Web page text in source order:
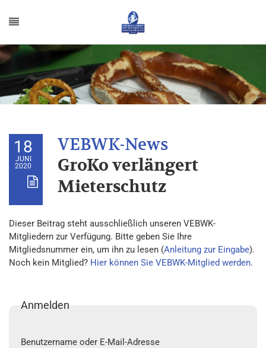
18
JUNI
2020
GroKo verlängert
Mieterschutz
Dieser Beitrag steht ausschließlich unseren VEBWK-
Mitgliedern zur Verfügung. Bitte geben Sie Ihre
Mitgliedsnummer ein, um ihn zu lesen (Anleitung zur Eingabe).
Noch kein Mitglied? Hier können Sie VEBWK-Mitglied werden.
Anmelden
Benutzername oder E-Mail-Adresse